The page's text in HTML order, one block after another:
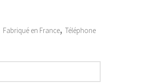
Fabriqué en France, Téléphone